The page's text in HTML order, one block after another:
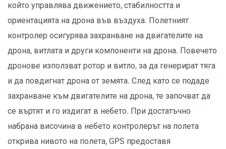
който управлява движението, стабилността и
ориентацията на дрона във въздуха. Полетният
контролер осигурява захранване на двигателите на
дрона, витлата и други компоненти на дрона. Повечето
дронове използват ротор и витло, за да генерират тяга
и да повдигнат дрона от земята. След като се подаде
захранване към двигателите на дрона, те започват да
се въртят и го издигат в небето. При достатъчно
набрана височина в небето контролерът на полета
открива нивото на полета, GPS предоставя